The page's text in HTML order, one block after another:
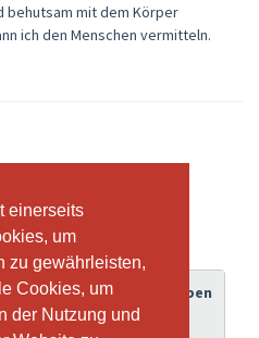
einerseits
um
zu gewährleisten,
Cookies, um
der Nutzung und
einerseits
um
zu gewährleisten,
Cookies, um
der Nutzung und
behutsam mit dem Körper
ich den Menschen vermitteln.
Guthaben